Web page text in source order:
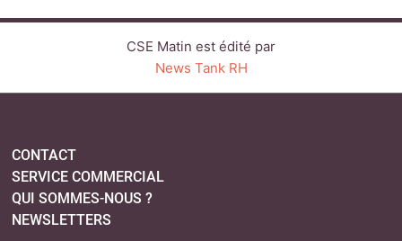
CSE Matin est édité par
News Tank RH
CONTACT
SERVICE COMMERCIAL
QUI SOMMES-NOUS ?
NEWSLETTERS